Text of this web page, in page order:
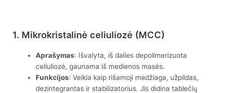
1. Mikrokristalinė celiuliozė (MCC)
Aprašymas: Išvalyta, iš dalies depolimerizuota
celiuliozė, gaunama iš medienos masės.
Funkcijos: Veikia kaip rišamoji medžiaga, užpildas,
dezintegrantas ir stabilizatorius. Jis didina tablečių